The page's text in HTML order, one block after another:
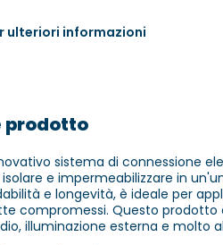
ulteriori informazioni
prodotto
sistema di connessione
e impermeabilizzare in
e longevità, è ideale per
compromessi. Questo
illuminazione esterna e molto